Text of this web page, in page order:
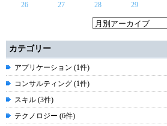
26
27 28 29
カテゴリー
アプリケーション (1件)
コンサルティング (1件)
スキル (3件)
テクノロジー (6件)